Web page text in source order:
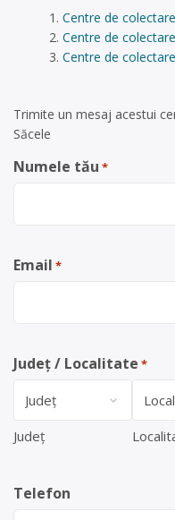
Centre de
Centre de
Centre de
Trimite un mesaj acestui
Săcele
Numele tău *
Email *
Județ / Localitate *
Județ
Telefon